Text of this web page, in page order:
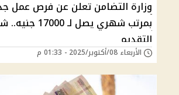
وزارة التضامن تعلن عن فرص عمل
بمرتب شهري يصل لـ
التقديم
الأربعاء 08/أكتوبر/2025 - 01:33 م